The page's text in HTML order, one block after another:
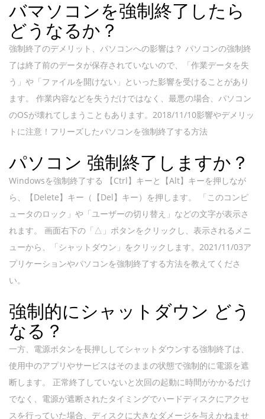
バマソコンを強制終了したら
どうなるか？
強制終了のデメリット、パソコンへの影響は？ パソコンの強制終
了は終了前のデータが保存されていないので、「作業データを失
う」や「ファイルを開けない」といった影響を受けることがあり
ます。 作業内容などを失うだけではなく、最悪の場合、パソコン
のOSが壊れてしまうこともあります。2018/11/10影響やデメリッ
トに注意！フリーズしたパソコンを強制終了する方法
パソコン 強制終了しますか？
Windowsを強制終了する 【Ctrl】キーと【Alt】キーを押しなが
ら、【Delete】キー（【Del】キー）を押します。 「このコンピ
ュータのロック」や「ユーザーの切り替え」などの文字が表示さ
れます。 画面右下の「△」ボタンをクリックし、表示されるメニ
ューから、「シャットダウン」をクリックします。2021/11/03ア
プリケーションやパソコンを強制終了する方法を教えてくださ
い。
強制的にシャットダウン どう
なる？
一方、電源ボタンを長押ししてシャットダウンする強制終了は、
使用中のアプリやサービスはそのままの状態で強制的に電源を遮
断します。 正常終了していないと次回の起動に時間がかかるだけ
でなく、電源が遮断されたタイミングでハードディスクにアクセ
スを行っていた場合、ディスクに大きなダメージを与えかねませ